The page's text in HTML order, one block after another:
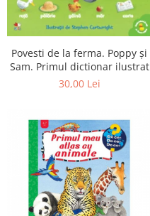
Povesti de la ferma. Poppy și
Sam. Primul dictionar ilustrat
30,00 Lei